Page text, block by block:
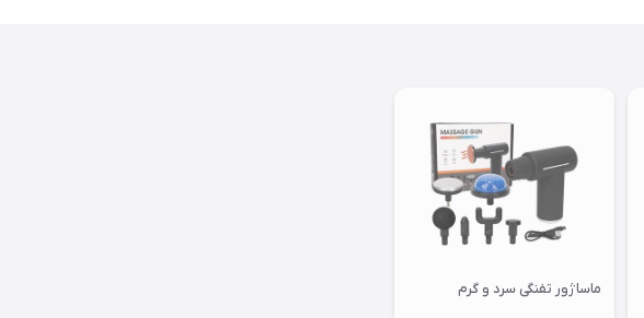
ماساژور تفنگی سرد و گرم